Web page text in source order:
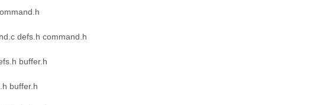
defs.h command.h
buffer.h
buffer.h